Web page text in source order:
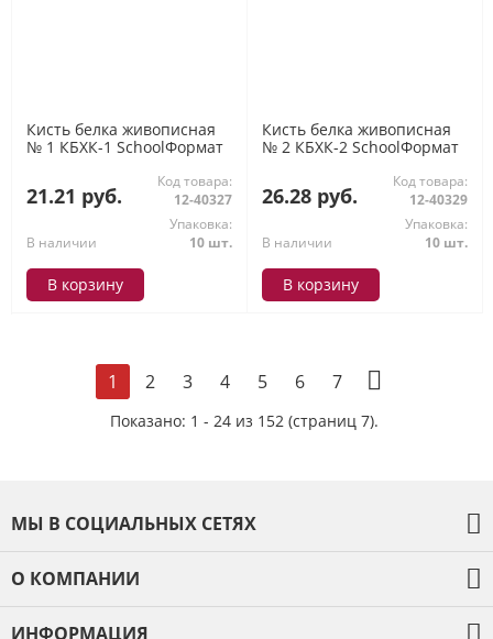
Кисть белка живописная
№ 1 КБХК-1 SchoolФормат
21.21 руб.
Код товара:
12-40327
В наличии
Упаковка:
10 шт.
В корзину
Кисть белка живописная
№ 2 КБХК-2 SchoolФормат
26.28 руб.
Код товара:
12-40329
В наличии
Упаковка:
10 шт.
В корзину
1 2 3 4 5 6 7
Показано: 1 - 24 из 152 (страниц 7).
МЫ В СОЦИАЛЬНЫХ СЕТЯХ
О КОМПАНИИ
ИНФОРМАЦИЯ